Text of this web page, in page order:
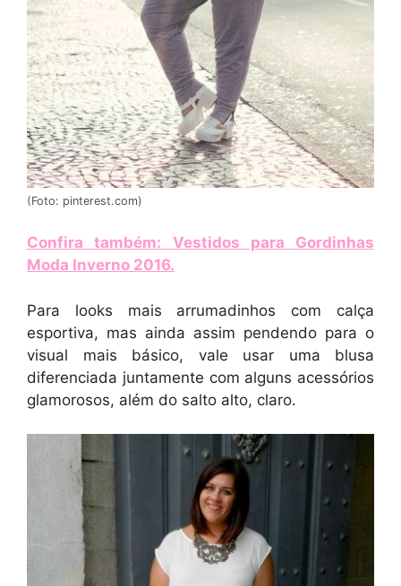
(Foto: pinterest.com)
Confira também: Vestidos para Gordinhas
Moda Inverno 2016.
Para looks mais arrumadinhos com calça
esportiva, mas ainda assim pendendo para o
visual mais básico, vale usar uma blusa
diferenciada juntamente com alguns acessórios
glamorosos, além do salto alto, claro.